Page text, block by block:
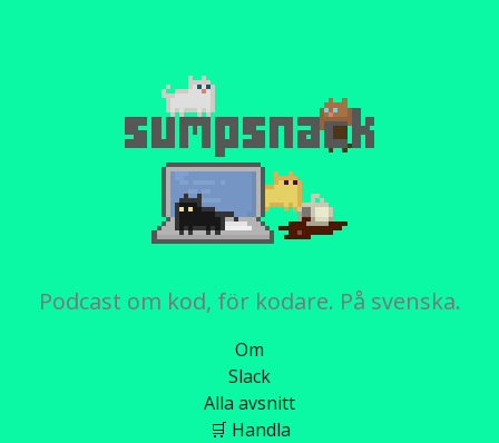
Podcast om kod, för kodare. På svenska.
Om
Slack
Alla avsnitt
🛒 Handla